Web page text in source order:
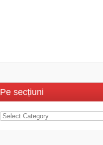
Pe secțiuni